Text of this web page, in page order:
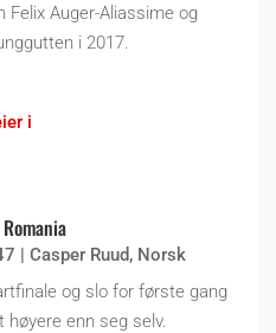
Felix Auger-Aliassime og
i 2017.
| Casper Ruud, Norsk
og slo for første gang
høyere enn seg selv.